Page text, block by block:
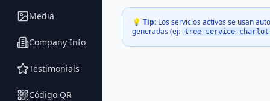
Media
Company Info
Testimonials
Código QR
💡 Tip: Los servicios activos se usan
generadas (ej: tree-service-